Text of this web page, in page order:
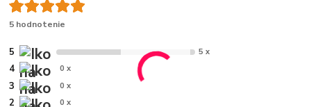
5 hodnotenie
5 5 x
4 0 x
3 0 x
2 0 x